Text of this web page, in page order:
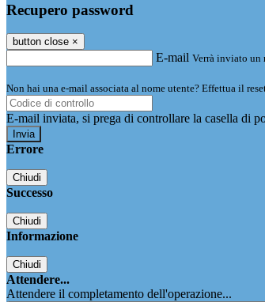
Recupero password
button close ×
E-mail Verrà inviato un
Non hai una e-mail associata al nome utente? Effettua il
E-mail inviata, si prega di controllare la casella di
Errore
Chiudi
Successo
Chiudi
Informazione
Chiudi
Attendere...
Attendere il completamento dell'operazione...